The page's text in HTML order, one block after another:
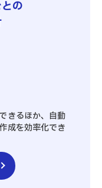
の
きるほか、自動
成を効率化でき